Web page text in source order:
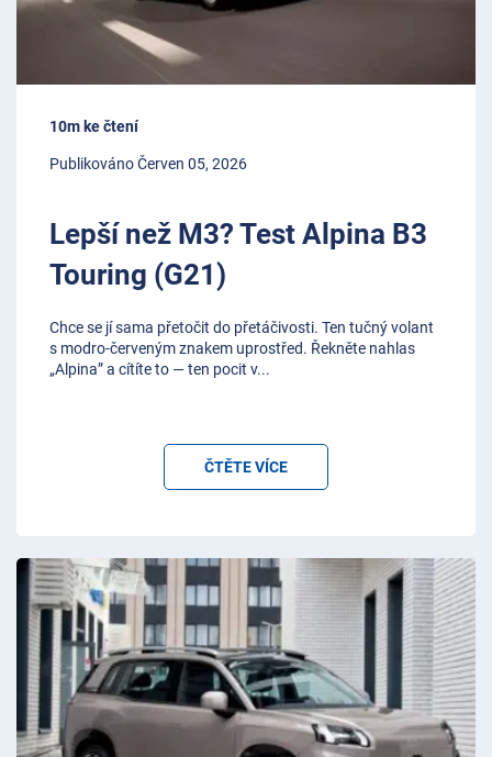
10m ke čtení
Publikováno Červen 05, 2026
Lepší než M3? Test Alpina B3
Touring (G21)
Chce se jí sama přetočit do přetáčivosti. Ten tučný volant
s modro-červeným znakem uprostřed. Řekněte nahlas
„Alpina” a cítíte to — ten pocit v...
ČTĚTE VÍCE